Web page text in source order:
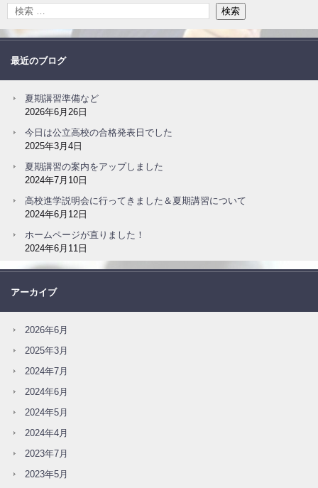
最近のブログ
夏期講習準備など
2026年6月26日
今日は公立高校の合格発表日でした
2025年3月4日
夏期講習の案内をアップしました
2024年7月10日
高校進学説明会に行ってきました＆夏期講習について
2024年6月12日
ホームページが直りました！
2024年6月11日
アーカイブ
2026年6月
2025年3月
2024年7月
2024年6月
2024年5月
2024年4月
2023年7月
2023年5月